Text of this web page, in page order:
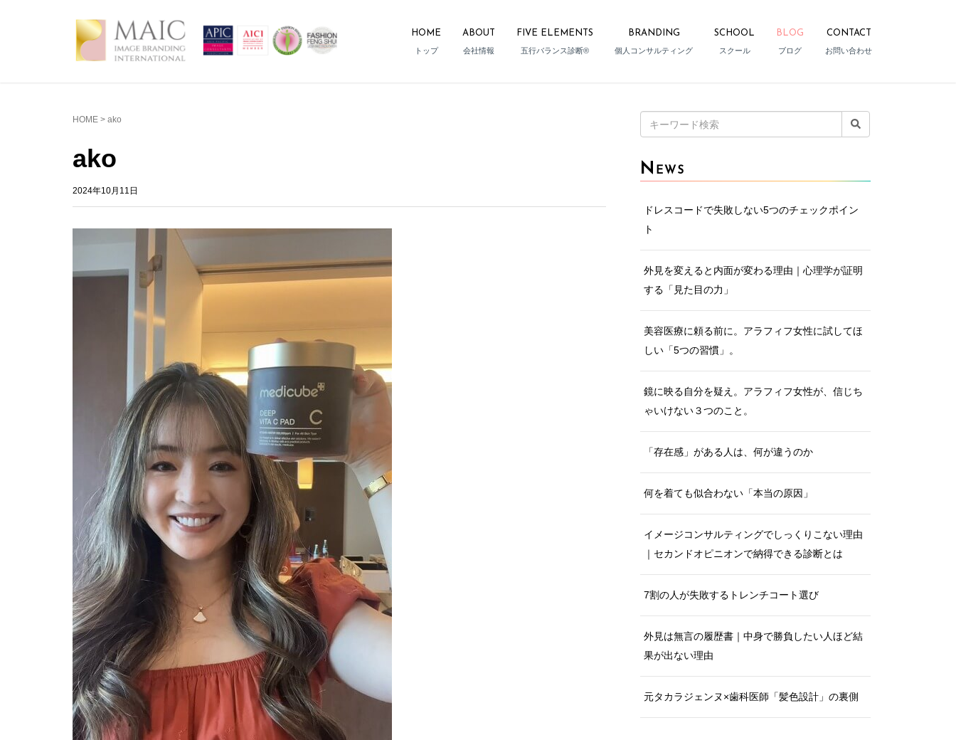
HOME
トップ
ABOUT
会社情報
FIVE ELEMENTS
五行バランス診断®
BRANDING
個人コンサルティング
SCHOOL
スクール
BLOG
ブログ
CONTACT
お問い合わせ
HOME > ako
ako
2024年10月11日
索:
N EWS
ドレスコードで失敗しない5つのチェックポイン
ト
外見を変えると内面が変わる理由｜心理学が証明
する「見た目の力」
美容医療に頼る前に。アラフィフ女性に試してほ
しい「5つの習慣」。
鏡に映る自分を疑え。アラフィフ女性が、信じち
ゃいけない３つのこと。
「存在感」がある人は、何が違うのか
何を着ても似合わない「本当の原因」
イメージコンサルティングでしっくりこない理由
｜セカンドオピニオンで納得できる診断とは
7割の人が失敗するトレンチコート選び
外見は無言の履歴書｜中身で勝負したい人ほど結
果が出ない理由
元タカラジェンヌ×歯科医師「髪色設計」の裏側